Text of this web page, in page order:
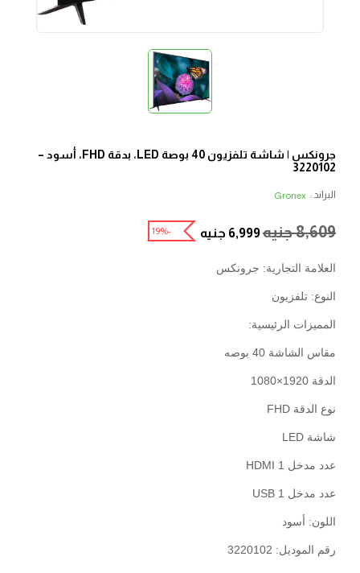
جرونكس | شاشة تلفزيون 40 بوصة LED، بدقة FHD، أسود –
3220102
البراند : Gronex
8,609جنيه6,999 جنيه -19%
العلامة التجارية: جرونكس
النوع: تلفزيون
المميزات الرئيسية:
مقاس الشاشة 40 بوصه
الدقة 1920×1080
نوع الدقة FHD
شاشة LED
عدد مدخل HDMI 1
عدد مدخل USB 1
اللون: أسود
رقم الموديل: 3220102